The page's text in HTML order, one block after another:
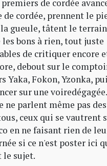
premiers de cordée
de cordée, prennent le
gueule, tâtent le
les bons à rien, tout juste
de critiquer encore
debout sur le
Yaka, Fokon, Yzonka,
sur une voiredégagée.
ne parlent même pas
ceux qui se vautrent
en ne faisant rien de
si ce n'est poster ici
le sujet.